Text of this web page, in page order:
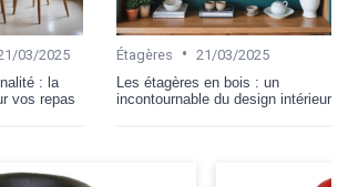
03/2025
: la
vos repas
Étagères • 21/03/2025
Les étagères en bois : un
incontournable du design intérieur